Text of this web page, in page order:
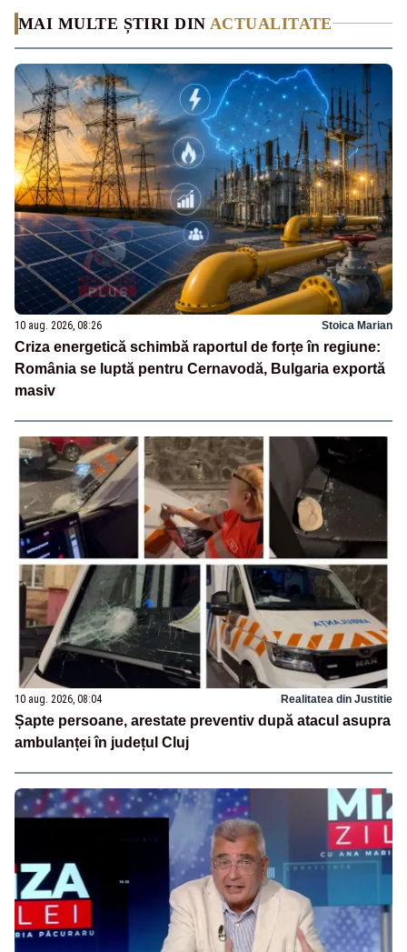
MAI MULTE ȘTIRI DIN ACTUALITATE
10 aug. 2026, 08:26 Stoica Marian
Criza energetică schimbă raportul de forțe în regiune:
România se luptă pentru Cernavodă, Bulgaria exportă
masiv
10 aug. 2026, 08:04 Realitatea din Justitie
Șapte persoane, arestate preventiv după atacul asupra
ambulanței în județul Cluj